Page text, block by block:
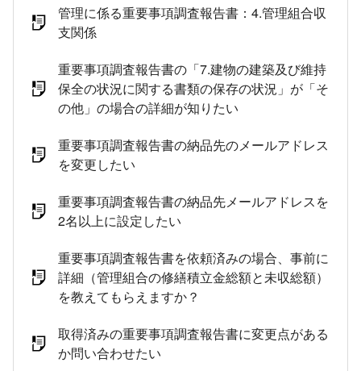
管理に係る重要事項調査報告書：4.管理組合収
支関係
重要事項調査報告書の「7.建物の建築及び維持
保全の状況に関する書類の保存の状況」が「そ
の他」の場合の詳細が知りたい
重要事項調査報告書の納品先のメールアドレス
を変更したい
重要事項調査報告書の納品先メールアドレスを
2名以上に設定したい
重要事項調査報告書を依頼済みの場合、事前に
詳細（管理組合の修繕積立金総額と未収総額）
を教えてもらえますか？
取得済みの重要事項調査報告書に変更点がある
か問い合わせたい